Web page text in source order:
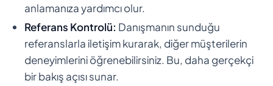
anlamanıza yardımcı olur.
Referans Kontrolü: Danışmanın sunduğu
referanslarla iletişim kurarak, diğer müşterilerin
deneyimlerini öğrenebilirsiniz. Bu, daha gerçekçi
bir bakış açısı sunar.